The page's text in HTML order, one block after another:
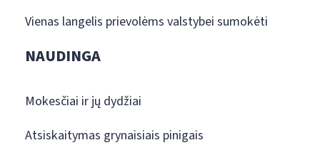
Vienas langelis prievolėms valstybei sumokėti
NAUDINGA
Mokesčiai ir jų dydžiai
Atsiskaitymas grynaisiais pinigais